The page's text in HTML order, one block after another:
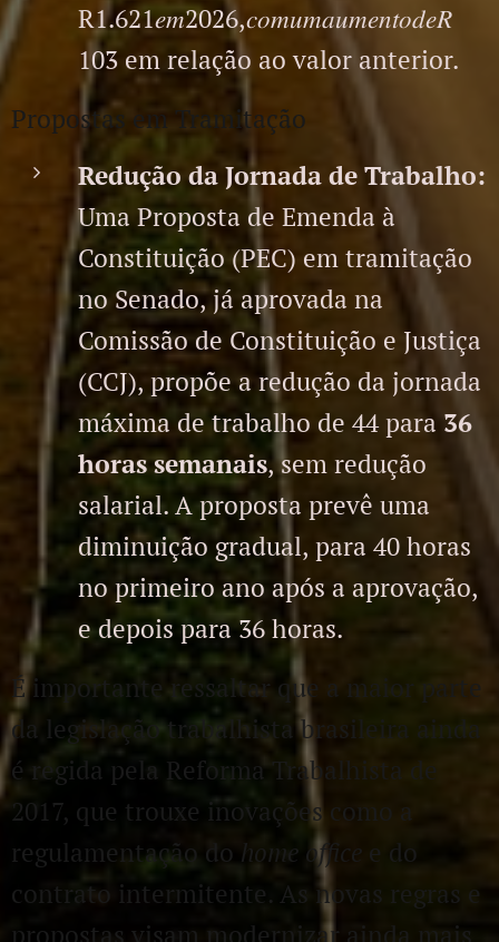
R1.621𝑒𝑚2026,𝑐𝑜𝑚𝑢𝑚𝑎𝑢𝑚𝑒𝑛𝑡𝑜𝑑𝑒𝑅
103 em relação ao valor anterior.
Propostas em Tramitação
Redução da Jornada de Trabalho:
Uma Proposta de Emenda à
Constituição (PEC) em tramitação
no Senado, já aprovada na
Comissão de Constituição e Justiça
(CCJ), propõe a redução da jornada
máxima de trabalho de 44 para 36
horas semanais, sem redução
salarial. A proposta prevê uma
diminuição gradual, para 40 horas
no primeiro ano após a aprovação,
e depois para 36 horas.
É importante ressaltar que a maior parte
da legislação trabalhista brasileira ainda
é regida pela Reforma Trabalhista de
2017, que trouxe inovações como a
regulamentação do home office e do
contrato intermitente. As novas regras e
propostas visam modernizar ainda mais